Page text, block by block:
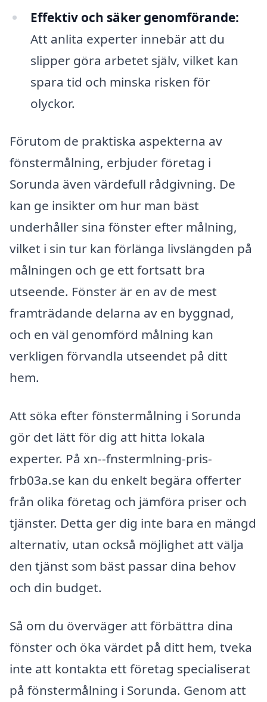
Effektiv och säker genomförande:
Att anlita experter innebär att du
slipper göra arbetet själv, vilket kan
spara tid och minska risken för
olyckor.
Förutom de praktiska aspekterna av
fönstermålning, erbjuder företag i
Sorunda även värdefull rådgivning. De
kan ge insikter om hur man bäst
underhåller sina fönster efter målning,
vilket i sin tur kan förlänga livslängden på
målningen och ge ett fortsatt bra
utseende. Fönster är en av de mest
framträdande delarna av en byggnad,
och en väl genomförd målning kan
verkligen förvandla utseendet på ditt
hem.
Att söka efter fönstermålning i Sorunda
gör det lätt för dig att hitta lokala
experter. På xn--fnstermlning-pris-
frb03a.se kan du enkelt begära offerter
från olika företag och jämföra priser och
tjänster. Detta ger dig inte bara en mängd
alternativ, utan också möjlighet att välja
den tjänst som bäst passar dina behov
och din budget.
Så om du överväger att förbättra dina
fönster och öka värdet på ditt hem, tveka
inte att kontakta ett företag specialiserat
på fönstermålning i Sorunda. Genom att